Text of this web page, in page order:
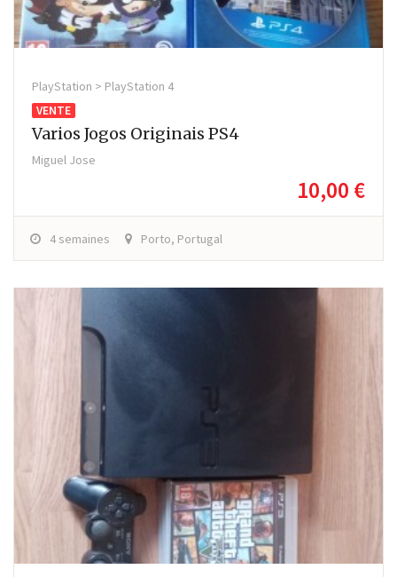
PlayStation > PlayStation 4
VENTE
Varios Jogos Originais PS4
Miguel Jose
10,00 €
4 semaines Porto, Portugal